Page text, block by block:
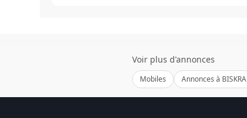
Voir plus d'annonces
Mobiles Annonces à BISKRA